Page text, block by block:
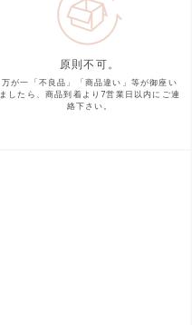
原則不可。
万が一「不良品」「商品違い」等が御座い
ましたら、商品到着より7営業日以内にご連
絡下さい。